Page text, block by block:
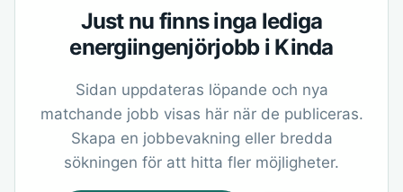
Just nu finns inga lediga
energiingenjörjobb i Kinda
Sidan uppdateras löpande och nya
matchande jobb visas här när de publiceras.
Skapa en jobbevakning eller bredda
sökningen för att hitta fler möjligheter.